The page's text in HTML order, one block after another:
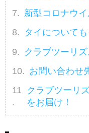
新型コロナウ
タイについて
クラブツーリ
お問い合わせ
クラブツーリ
をお届け！